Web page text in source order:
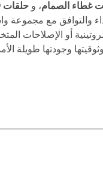
غطاء الصمام، و حلقات O
والتوافق مع
أو الإصلاحات
وجودتها طويلة